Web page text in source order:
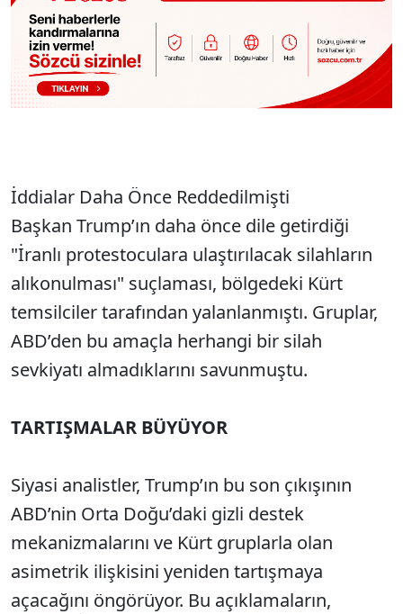
İddialar Daha Önce Reddedilmişti
Başkan Trump’ın daha önce dile getirdiği
"İranlı protestoculara ulaştırılacak silahların
alıkonulması" suçlaması, bölgedeki Kürt
temsilciler tarafından yalanlanmıştı. Gruplar,
ABD’den bu amaçla herhangi bir silah
sevkiyatı almadıklarını savunmuştu.
TARTIŞMALAR BÜYÜYOR
Siyasi analistler, Trump’ın bu son çıkışının
ABD’nin Orta Doğu’daki gizli destek
mekanizmalarını ve Kürt gruplarla olan
asimetrik ilişkisini yeniden tartışmaya
açacağını öngörüyor. Bu açıklamaların,